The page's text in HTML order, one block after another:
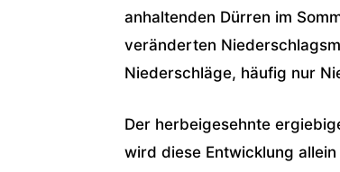
anhaltenden Dürren im
veränderten
Niederschläge, häufig nur
Der herbeigesehnte
wird diese Entwicklung